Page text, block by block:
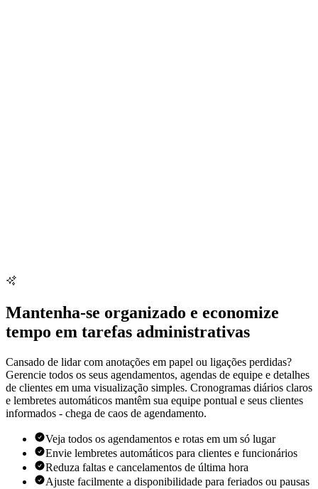
Mantenha-se organizado e economize
tempo em tarefas administrativas
Cansado de lidar com anotações em papel ou ligações perdidas?
Gerencie todos os seus agendamentos, agendas de equipe e detalhes
de clientes em uma visualização simples. Cronogramas diários claros
e lembretes automáticos mantêm sua equipe pontual e seus clientes
informados - chega de caos de agendamento.
Veja todos os agendamentos e rotas em um só lugar
Envie lembretes automáticos para clientes e funcionários
Reduza faltas e cancelamentos de última hora
Ajuste facilmente a disponibilidade para feriados ou pausas